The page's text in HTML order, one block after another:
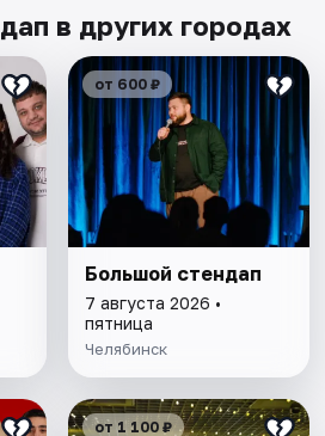
в других городах
от 600 ₽
Большой стендап
7 августа 2026 •
пятница
Челябинск
от 1 100 ₽